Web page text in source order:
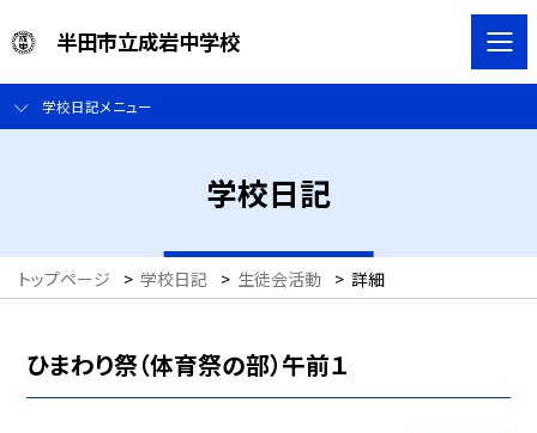
半田市立成岩中学校
学校日記メニュー
学校日記
トップページ > 学校日記 > 生徒会活動 > 詳細
ひまわり祭（体育祭の部）午前１